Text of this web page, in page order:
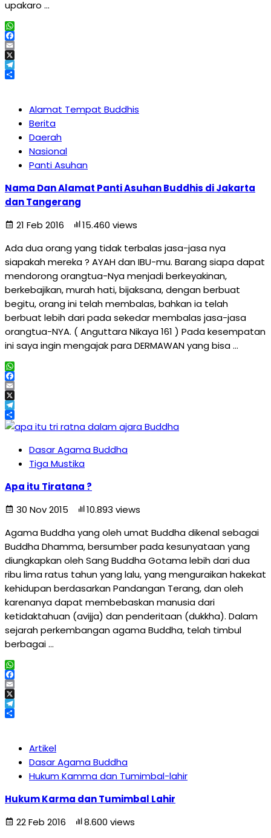
upakaro …
WhatsApp
Facebook
Email
X
Telegram
Alamat Tempat Buddhis
Berita
Daerah
Nasional
Panti Asuhan
Nama Dan Alamat Panti Asuhan Buddhis di Jakarta
dan Tangerang
21 Feb 2016
15.460 views
Ada dua orang yang tidak terbalas jasa-jasa nya
siapakah mereka ? AYAH dan IBU-mu. Barang siapa dapat
mendorong orangtua-Nya menjadi berkeyakinan,
berkebajikan, murah hati, bijaksana, dengan berbuat
begitu, orang ini telah membalas, bahkan ia telah
berbuat lebih dari pada sekedar membalas jasa-jasa
orangtua-NYA. ( Anguttara Nikaya 161 ) Pada kesempatan
ini saya ingin mengajak para DERMAWAN yang bisa …
WhatsApp
Facebook
Email
X
Telegram
Share
Dasar Agama Buddha
Tiga Mustika
Apa itu Tiratana ?
30 Nov 2015
10.893 views
Agama Buddha yang oleh umat Buddha dikenal sebagai
Buddha Dhamma, bersumber pada kesunyataan yang
diungkapkan oleh Sang Buddha Gotama lebih dari dua
ribu lima ratus tahun yang lalu, yang menguraikan hakekat
kehidupan berdasarkan Pandangan Terang, dan oleh
karenanya dapat membebaskan manusia dari
ketidaktahuan (avijja) dan penderitaan (dukkha). Dalam
sejarah perkembangan agama Buddha, telah timbul
berbagai …
WhatsApp
Facebook
Email
X
Telegram
Artikel
Dasar Agama Buddha
Hukum Kamma dan Tumimbal-lahir
Hukum Karma dan Tumimbal Lahir
22 Feb 2016
8.600 views